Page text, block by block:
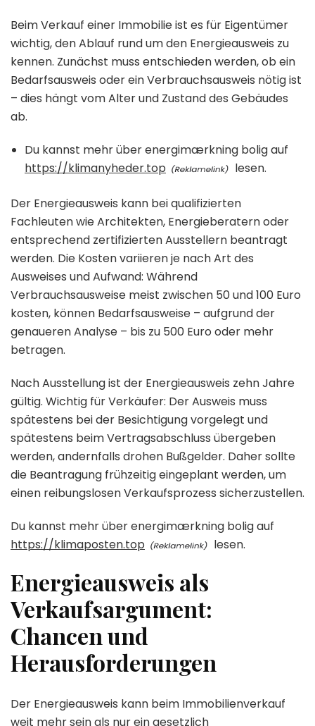
Beim Verkauf einer Immobilie ist es für Eigentümer
wichtig, den Ablauf rund um den Energieausweis zu
kennen. Zunächst muss entschieden werden, ob ein
Bedarfsausweis oder ein Verbrauchsausweis nötig ist
– dies hängt vom Alter und Zustand des Gebäudes
ab.
Du kannst mehr über energimærkning bolig auf
https://klimanyheder.top
lesen.
Der Energieausweis kann bei qualifizierten
Fachleuten wie Architekten, Energieberatern oder
entsprechend zertifizierten Ausstellern beantragt
werden. Die Kosten variieren je nach Art des
Ausweises und Aufwand: Während
Verbrauchsausweise meist zwischen 50 und 100 Euro
kosten, können Bedarfsausweise – aufgrund der
genaueren Analyse – bis zu 500 Euro oder mehr
betragen.
Nach Ausstellung ist der Energieausweis zehn Jahre
gültig. Wichtig für Verkäufer: Der Ausweis muss
spätestens bei der Besichtigung vorgelegt und
spätestens beim Vertragsabschluss übergeben
werden, andernfalls drohen Bußgelder. Daher sollte
die Beantragung frühzeitig eingeplant werden, um
einen reibungslosen Verkaufsprozess sicherzustellen.
Du kannst mehr über energimærkning bolig auf
https://klimaposten.top
lesen.
Energieausweis als
Verkaufsargument:
Chancen und
Herausforderungen
Der Energieausweis kann beim Immobilienverkauf
weit mehr sein als nur ein gesetzlich